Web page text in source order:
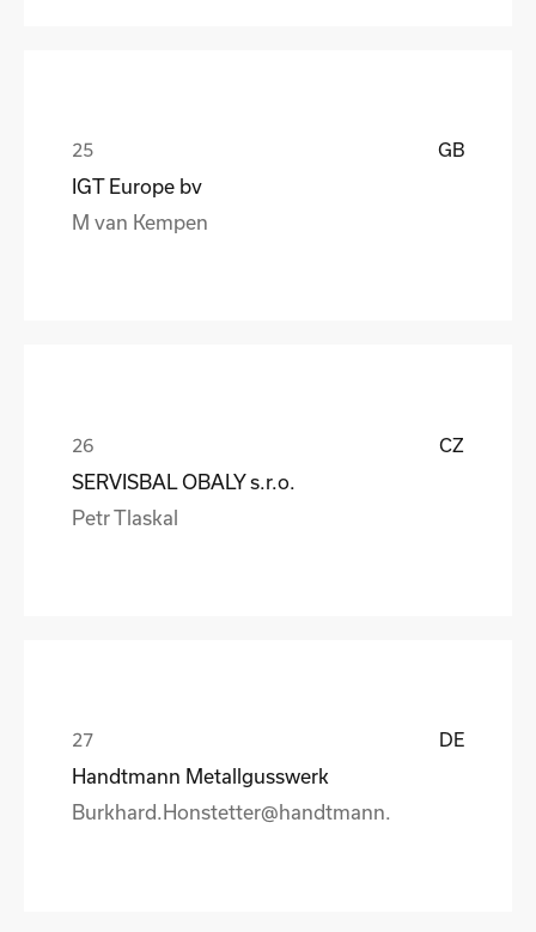
GB
IGT Europe bv
M van Kempen
CZ
SERVISBAL OBALY s.r.o.
Petr Tlaskal
DE
Handtmann Metallgusswerk
Burkhard.Honstetter@handtmann.